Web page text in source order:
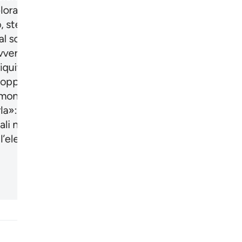
su di lui la misericordia divina.
stella doppia della costellazione del Gran Cane,
Di straordinaria luminosità, era adorata da
Sodoma e le città della Pentapoli sulle
dei loro abitanti.
riferendosi a Muhammad (pace e
[successore] degli antichi ammonitori».
può rivelare il momento in cui verrà.
nella recitazione liturgica si deve compiere una
delle prosternazioni nella lettura del